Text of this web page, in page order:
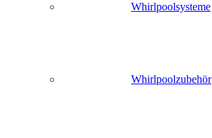
Whirlpoolsysteme
Whirlpoolzubehör